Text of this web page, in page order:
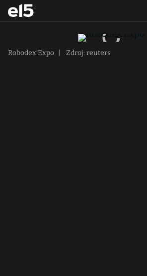
Robodex Expo Zdroj: reuters